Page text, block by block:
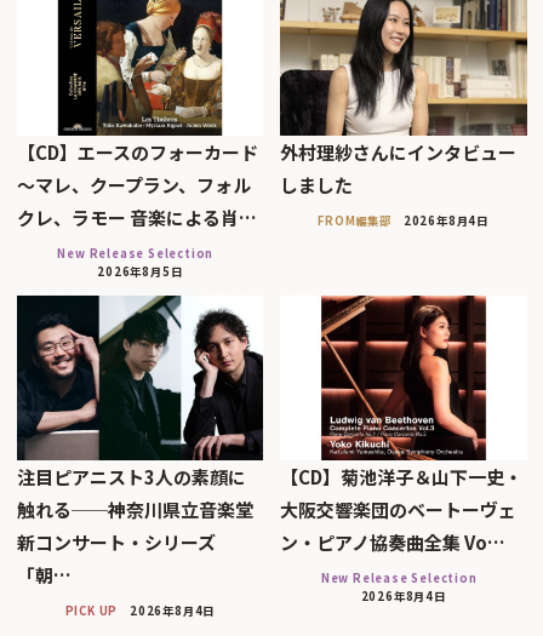
【CD】エースのフォーカード
～マレ、クープラン、フォル
クレ、ラモー 音楽による肖…
New Release Selection
2026年8月5日
外村理紗さんにインタビュー
しました
FROM編集部 2026年8月4日
注目ピアニスト3人の素顔に
触れる──神奈川県立音楽堂
新コンサート・シリーズ
「朝…
PICK UP 2026年8月4日
【CD】菊池洋子＆山下一史・
大阪交響楽団のベートーヴェ
ン・ピアノ協奏曲全集 Vo…
New Release Selection
2026年8月4日